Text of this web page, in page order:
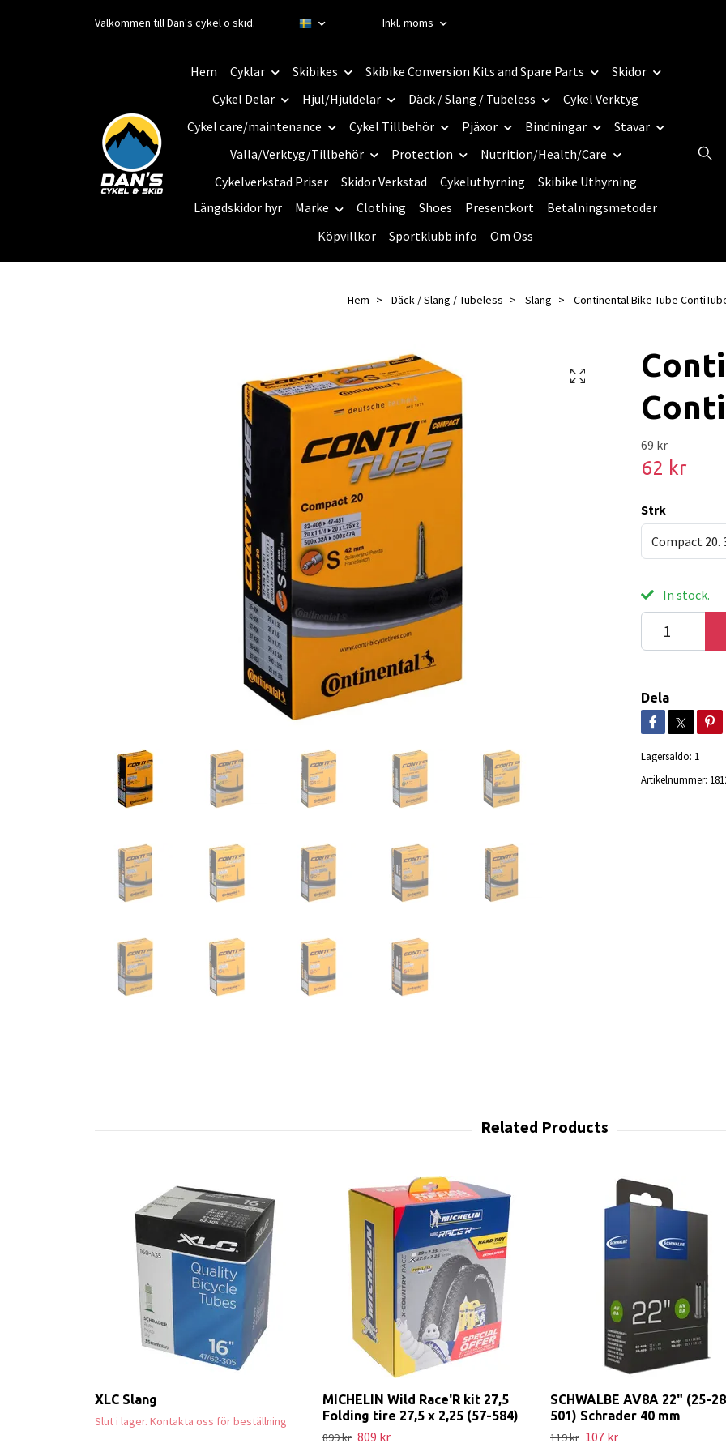
Välkommen till Dan's cykel o skid. Inkl. moms
Hem Cyklar Skibikes Skibike Conversion Kits and Spare Parts
Skidor
Cykel Delar
Hjul/Hjuldelar Däck / Slang / Tubeless
Cykel Verktyg
Cykel care/maintenance
Cykel Tillbehör Pjäxor Bindningar
Stavar
Valla/Verktyg/Tillbehör
Protection
Nutrition/Health/Care
Cykelverkstad Priser
Skidor Verkstad Cykeluthyrning
Skibike Uthyrning
Längdskidor hyr
Marke Clothing Shoes Presentkort
Betalningsmetoder
Köpvillkor
Sportklubb info Om Oss
Hem Däck / Slang / Tubeless Slang Continental Bike Tube
69 kr
62 kr
Strk
Compact 20.
In stock.
Dela
Lagersaldo: 1
Artikelnummer:
XLC Slang
Slut i lager. Kontakta oss för beställning
MICHELIN Wild Race'R kit 27,5
Folding tire 27,5 x 2,25 (57-584)
899 kr 809 kr
SCHWALBE AV8A 22" (25-
501) Schrader 40 mm
119 kr 107 kr